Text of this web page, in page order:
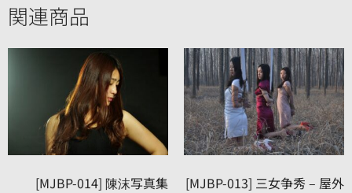
関連商品
[MJBP-014] 陳沫写真集
[MJBP-013] 三女争秀 – 屋外